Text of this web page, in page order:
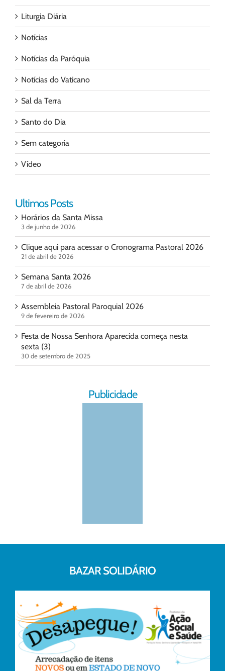
Liturgia Diária
Notícias
Notícias da Paróquia
Notícias do Vaticano
Sal da Terra
Santo do Dia
Sem categoria
Vídeo
Ultimos Posts
Horários da Santa Missa
3 de junho de 2026
Clique aqui para acessar o Cronograma Pastoral 2026
21 de abril de 2026
Semana Santa 2026
7 de abril de 2026
Assembleia Pastoral Paroquial 2026
9 de fevereiro de 2026
Festa de Nossa Senhora Aparecida começa nesta
sexta (3)
30 de setembro de 2025
Publicidade
BAZAR SOLIDÁRIO